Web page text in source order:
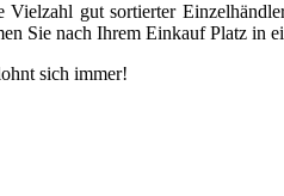
Vielzahl gut sortierter
Sie nach Ihrem Einkauf Platz in
sich immer!